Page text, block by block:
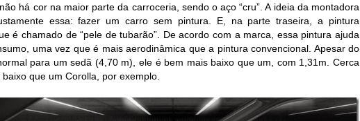
há cor na maior parte da carroceria, sendo o aço “cru”. A ideia da montadora
essa: fazer um carro sem pintura. E, na parte traseira, a pintura
é chamado de “pele de tubarão”. De acordo com a marca, essa pintura ajuda
uma vez que é mais aerodinâmica que a pintura convencional. Apesar do
para um sedã (4,70 m), ele é bem mais baixo que um, com 1,31m. Cerca
que um Corolla, por exemplo.